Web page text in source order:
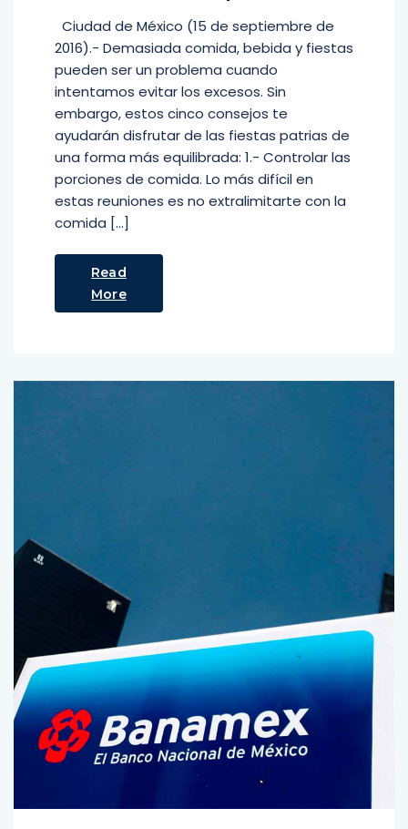
Ciudad de México (15 de septiembre de
2016).- Demasiada comida, bebida y fiestas
pueden ser un problema cuando
intentamos evitar los excesos. Sin
embargo, estos cinco consejos te
ayudarán disfrutar de las fiestas patrias de
una forma más equilibrada: 1.- Controlar las
porciones de comida. Lo más difícil en
estas reuniones es no extralimitarte con la
comida […]
Read
More